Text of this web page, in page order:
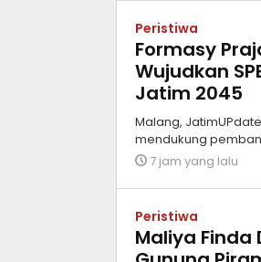
Peristiwa
Formasy
Wujudkan
Jatim 2045
Malang,
mendukung
7 jam yang lalu
Peristiwa
Maliya